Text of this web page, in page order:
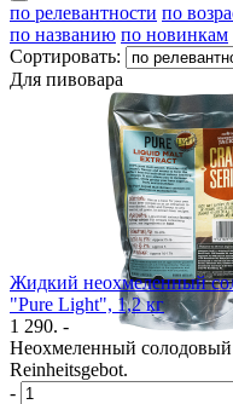
по релевантности по
по названию по новинкам
Сортировать:
Для пивовара
Жидкий неохмеленный
"Pure Light", 1,2 кг
1 290. -
Неохмеленный солодовый
Reinheitsgebot.
-